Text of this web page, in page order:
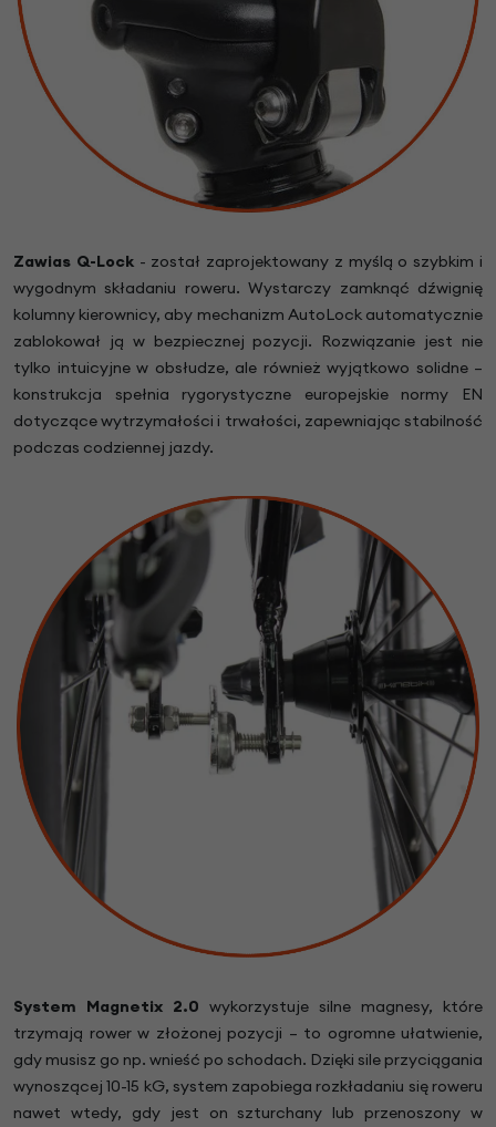
Zawias Q-Lock - został zaprojektowany z myślą o szybkim i
wygodnym składaniu roweru. Wystarczy zamknąć dźwignię
kolumny kierownicy, aby mechanizm AutoLock automatycznie
zablokował ją w bezpiecznej pozycji. Rozwiązanie jest nie
tylko intuicyjne w obsłudze, ale również wyjątkowo solidne –
konstrukcja spełnia rygorystyczne europejskie normy EN
dotyczące wytrzymałości i trwałości, zapewniając stabilność
podczas codziennej jazdy.
System Magnetix 2.0 wykorzystuje silne magnesy, które
trzymają rower w złożonej pozycji – to ogromne ułatwienie,
gdy musisz go np. wnieść po schodach. Dzięki sile przyciągania
wynoszącej 10-15 kG, system zapobiega rozkładaniu się roweru
nawet wtedy, gdy jest on szturchany lub przenoszony w